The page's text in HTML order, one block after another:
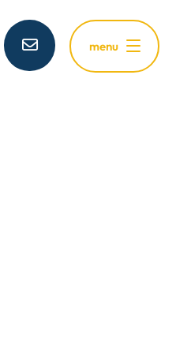
menu